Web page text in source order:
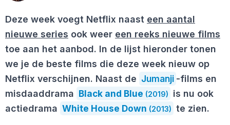
Deze week voegt Netflix naast een aantal
nieuwe series ook weer een reeks nieuwe films
toe aan het aanbod. In de lijst hieronder tonen
we je de beste films die deze week nieuw op
Netflix verschijnen. Naast de Jumanji -films en
misdaaddrama Black and Blue (2019)
is nu ook
actiedrama White House Down (2013) te zien.